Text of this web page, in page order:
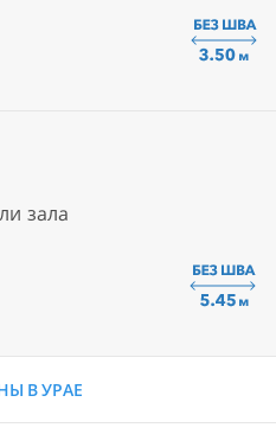
зала
В УРАЕ